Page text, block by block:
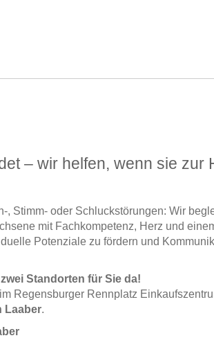
– wir helfen, wenn sie zur
, Stimm- oder Schluckstörungen: Wir
mit Fachkompetenz, Herz und
Potenziale zu fördern und
Standorten für Sie da!
Regensburger Rennplatz
Laaber.